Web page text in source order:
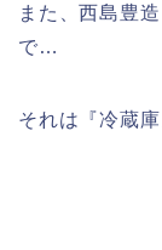
また、西島豊
で…
それは『冷蔵庫